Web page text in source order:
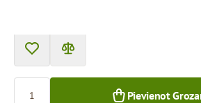
Pievienot